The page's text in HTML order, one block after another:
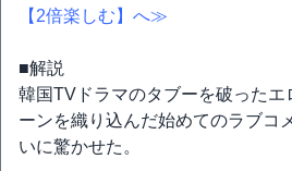
【2倍楽しむ】へ≫
■解説
韓国TVドラマのタブーを破ったエ
ーンを織り込んだ始めてのラブコ
いに驚かせた。